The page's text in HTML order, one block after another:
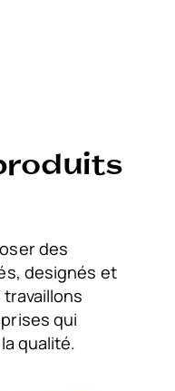
des
designés et
qui
qualité.